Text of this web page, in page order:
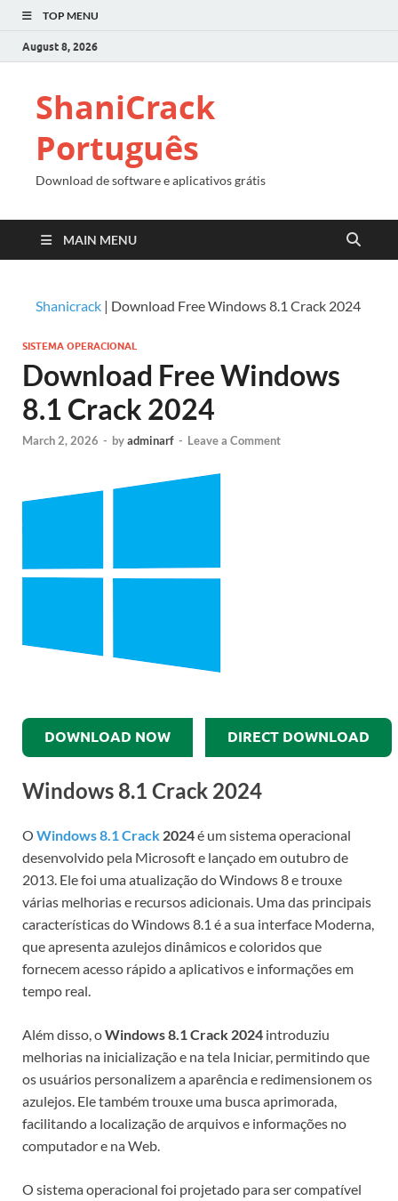
TOP MENU
August 8, 2026
ShaniCrack
Português
Download de software e aplicativos grátis
MAIN MENU
Shanicrack | Download Free Windows 8.1 Crack 2024
SISTEMA OPERACIONAL
Download Free Windows
8.1 Crack 2024
March 2, 2026 - byadminarf - Leave a Comment
DOWNLOAD NOW DIRECT DOWNLOAD
Windows 8.1 Crack 2024
O Windows 8.1 Crack 2024é um sistema operacional
desenvolvido pela Microsoft e lançado em outubro de
2013. Ele foi uma atualização do Windows 8 e trouxe
várias melhorias e recursos adicionais. Uma das principais
características do Windows 8.1 é a sua interface Moderna,
que apresenta azulejos dinâmicos e coloridos que
fornecem acesso rápido a aplicativos e informações em
tempo real.
Além disso, oWindows 8.1 Crack 2024 introduziu
melhorias na inicialização e na tela Iniciar, permitindo que
os usuários personalizem a aparência e redimensionem os
azulejos. Ele também trouxe uma busca aprimorada,
facilitando a localização de arquivos e informações no
computador e na Web.
O sistema operacional foi projetado para ser compatível